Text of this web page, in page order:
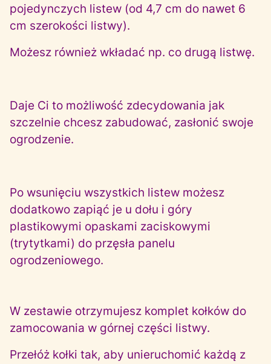
pojedynczych listew (od 4,7 cm do nawet 6
cm szerokości listwy).
Możesz również wkładać np. co drugą listwę.
Daje Ci to możliwość zdecydowania jak
szczelnie chcesz zabudować, zasłonić swoje
ogrodzenie.
Po wsunięciu wszystkich listew możesz
dodatkowo zapiąć je u dołu i góry
plastikowymi opaskami zaciskowymi
(trytytkami) do przęsła panelu
ogrodzeniowego.
W zestawie otrzymujesz komplet kołków do
zamocowania w górnej części listwy.
Przełóż kołki tak, aby unieruchomić każdą z